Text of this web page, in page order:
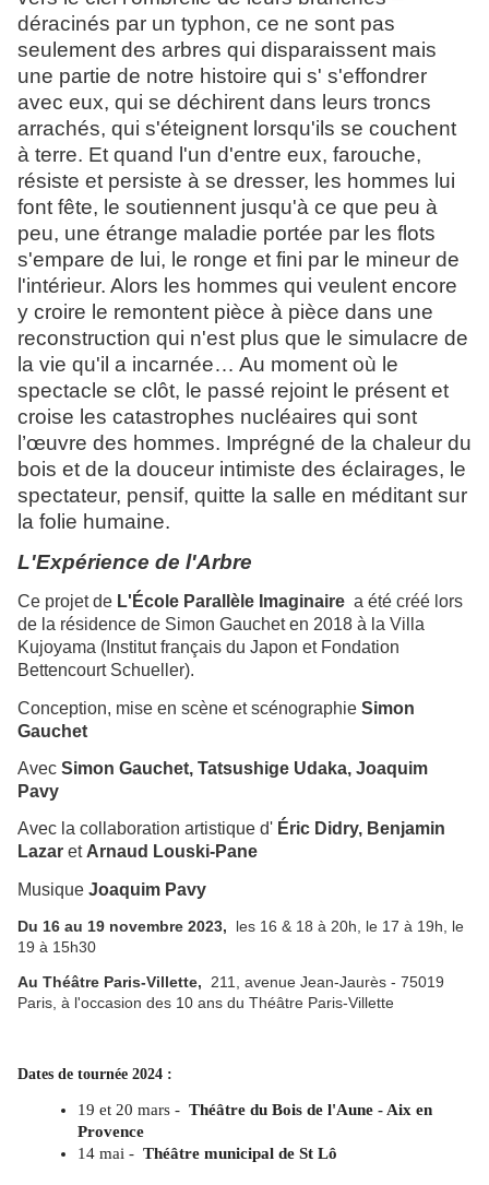
déracinés par un typhon, ce ne sont pas
seulement des arbres qui disparaissent mais
une partie de notre histoire qui s' s'effondrer
avec eux, qui se déchirent dans leurs troncs
arrachés, qui s'éteignent lorsqu'ils se couchent
à terre. Et quand l'un d'entre eux, farouche,
résiste et persiste à se dresser, les hommes lui
font fête, le soutiennent jusqu'à ce que peu à
peu, une étrange maladie portée par les flots
s'empare de lui, le ronge et fini par le mineur de
l'intérieur. Alors les hommes qui veulent encore
y croire le remontent pièce à pièce dans une
reconstruction qui n'est plus que le simulacre de
la vie qu'il a incarnée… Au moment où le
spectacle se clôt, le passé rejoint le présent et
croise les catastrophes nucléaires qui sont
l’œuvre des hommes. Imprégné de la chaleur du
bois et de la douceur intimiste des éclairages, le
spectateur, pensif, quitte la salle en méditant sur
la folie humaine.
L'Expérience de l'Arbre
Ce projet de L'École Parallèle Imaginaire a été créé lors
de la résidence de Simon Gauchet en 2018 à la Villa
Kujoyama (Institut français du Japon et Fondation
Bettencourt Schueller).
Conception, mise en scène et scénographie Simon
Gauchet
Avec Simon Gauchet, Tatsushige Udaka, Joaquim
Pavy
Avec la collaboration artistique d' Éric Didry, Benjamin
Lazar etArnaud Louski-Pane
Musique Joaquim Pavy
Du 16 au 19 novembre 2023,
les 16 & 18 à 20h, le 17 à 19h, le
19 à 15h30
Au Théâtre Paris-Villette, 211, avenue Jean-Jaurès - 75019
Paris, à l'occasion des 10 ans du Théâtre Paris-Villette
Dates de tournée 2024 :
19 et 20 mars - Théâtre du Bois de l'Aune - Aix en
Provence
14 mai - Théâtre municipal de St Lô